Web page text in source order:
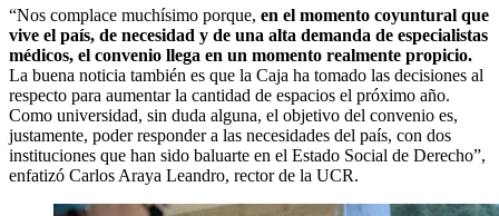
“Nos complace muchísimo porque, en el momento coyuntural que
vive el país, de necesidad y de una alta demanda de especialistas
médicos, el convenio llega en un momento realmente propicio.
La buena noticia también es que la Caja ha tomado las decisiones al
respecto para aumentar la cantidad de espacios el próximo año.
Como universidad, sin duda alguna, el objetivo del convenio es,
justamente, poder responder a las necesidades del país, con dos
instituciones que han sido baluarte en el Estado Social de Derecho”,
enfatizó Carlos Araya Leandro, rector de la UCR.